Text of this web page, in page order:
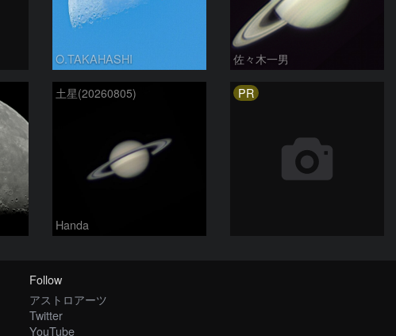
O.TAKAHASHI 佐々木一男
土星(20260805)
Handa
PR
Follow
アストロアーツ
Twitter
YouTube